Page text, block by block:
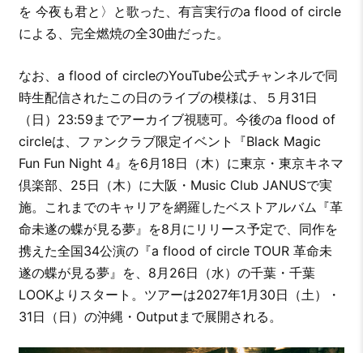
を 今夜も君と〉と歌った、有言実行のa flood of circle
による、完全燃焼の全30曲だった。
なお、a flood of circleのYouTube公式チャンネルで同
時生配信されたこの日のライブの模様は、５月31日
（日）23:59までアーカイブ視聴可。今後のa flood of
circleは、ファンクラブ限定イベント『Black Magic
Fun Fun Night 4』を6月18日（木）に東京・東京キネマ
倶楽部、25日（木）に大阪・Music Club JANUSで実
施。これまでのキャリアを網羅したベストアルバム『革
命未遂の蝶が見る夢』を8月にリリース予定で、同作を
携えた全国34公演の『a flood of circle TOUR 革命未
遂の蝶が見る夢』を、8月26日（水）の千葉・千葉
LOOKよりスタート。ツアーは2027年1月30日（土）・
31日（日）の沖縄・Outputまで展開される。